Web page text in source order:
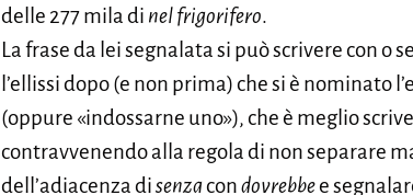
delle 277 mila di nel frigorifero.
La frase da lei segnalata si può scrivere con o
l’ellissi dopo (e non prima) che si è nominato
(oppure «indossarne uno»), che è meglio
contravvenendo alla regola di non separare
dell’adiacenza disenzacondovrebbee